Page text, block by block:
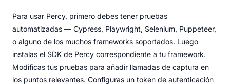
Para usar Percy, primero debes tener pruebas
automatizadas — Cypress, Playwright, Selenium, Puppeteer,
o alguno de los muchos frameworks soportados. Luego
instalas el SDK de Percy correspondiente a tu framework.
Modificas tus pruebas para añadir llamadas de captura en
los puntos relevantes. Configuras un token de autenticación